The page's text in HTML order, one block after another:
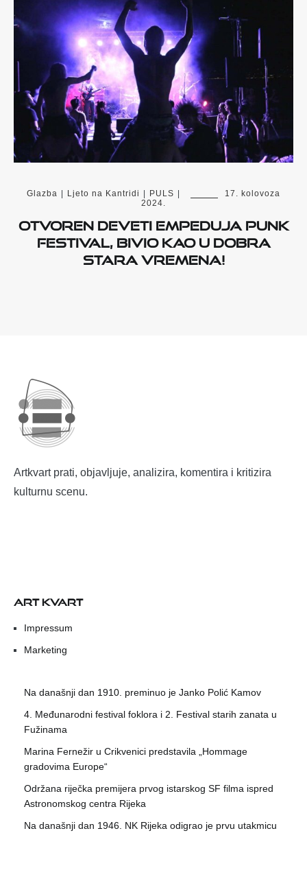
Glazba Ljeto na Kantridi PULS
17. kolovoza
2024.
Otvoren deveti Empeduja Punk
Festival, Bivio kao u dobra
stara vremena!
Artkvart prati, objavljuje, analizira, komentira i kritizira
kulturnu scenu.
ART KVART
Impressum
Marketing
Na današnji dan 1910. preminuo je Janko Polić Kamov
4. Međunarodni festival foklora i 2. Festival starih zanata u
Fužinama
Marina Fernežir u Crikvenici predstavila „Hommage
gradovima Europe“
Održana riječka premijera prvog istarskog SF filma ispred
Astronomskog centra Rijeka
Na današnji dan 1946. NK Rijeka odigrao je prvu utakmicu